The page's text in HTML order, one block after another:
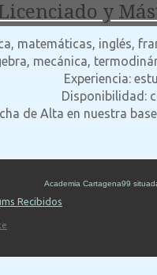
y
matemáticas, inglés,
mecánica,
Experiencia:
Disponibilidad:
de Alta en nuestra
Academia Cartagena99
Recibidos